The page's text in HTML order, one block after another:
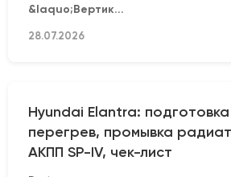
&laquo;Вертик...
28.07.2026
Hyundai Elantra:
перегрев, промывка
АКПП SP-IV, чек-лист